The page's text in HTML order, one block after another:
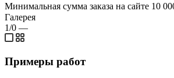
Минимальная сумма заказа на сайте 10
Галерея
1/0 —
Примеры работ